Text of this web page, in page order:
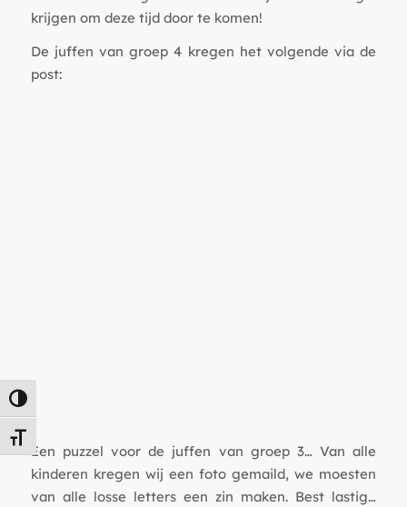
Keuze voor hoog contrast
Kies grootte van het lettertype
krijgen om deze tijd door te komen!
De juffen van groep 4 kregen het volgende via de
post:
Een puzzel voor de juffen van groep 3… Van alle
kinderen kregen wij een foto gemaild, we moesten
van alle losse letters een zin maken. Best lastig…